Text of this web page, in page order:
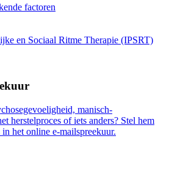
factoren
en Sociaal Ritme Therapie (IPSRT)
manisch-
herstelproces of iets anders? Stel hem
het online e-mailspreekuur.